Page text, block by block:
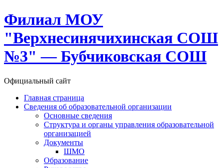
Филиал МОУ
"Верхнесинячихинская СОШ
№3" — Бубчиковская СОШ
Официальный сайт
Главная страница
Сведения об образовательной организации
Основные сведения
Структура и органы управления образовательной
организацией
Документы
ШМО
Образование